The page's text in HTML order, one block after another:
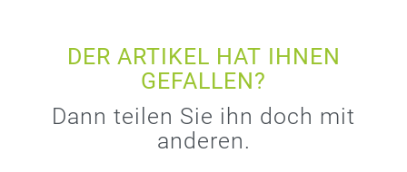
DER ARTIKEL HAT IHNEN
GEFALLEN?
Dann teilen Sie ihn doch mit
anderen.